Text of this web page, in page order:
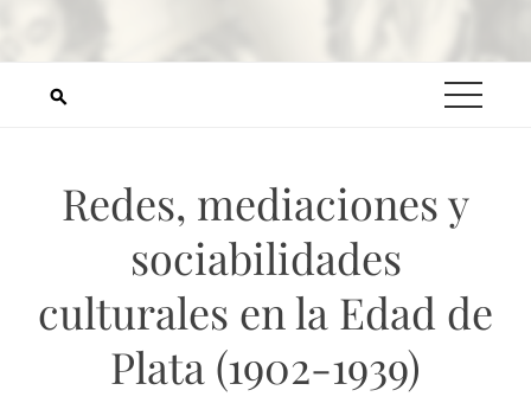
Redes, mediaciones y
sociabilidades
culturales en la Edad de
Plata (1902-1939)